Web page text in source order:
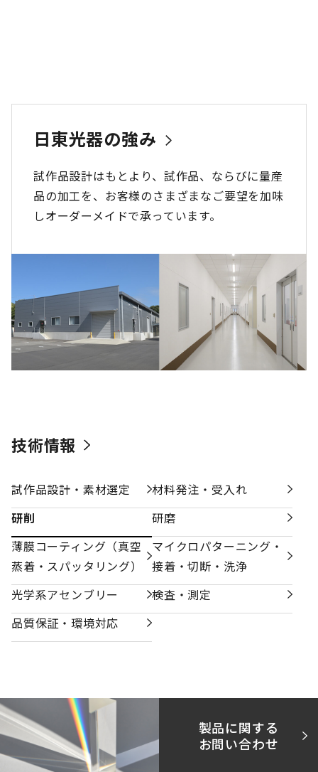
日東光器の強み
試作品設計はもとより、試作品、 ならびに量産
品の加工を、 お客様のさまざまなご要望を加味
しオーダーメイドで承っています。
技術情報
試作品設計・素材選定
材料発注・受入れ
研削
研磨
薄膜コーティング（真空
蒸着・スパッタリング）
マイクロパターニング・
接着・切断・洗浄
光学系アセンブリー
検査・測定
品質保証・環境対応
製品に関する
お問い合わせ